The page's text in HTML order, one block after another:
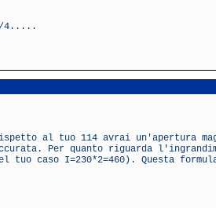
4.....
al tuo 114 avrai un'apertura
Per quanto riguarda
caso I=230*2=460). Questa